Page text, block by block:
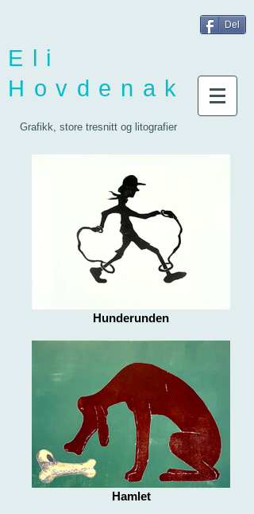
Del
Eli
Hovdenak
Grafikk, store tresnitt og litografier
Hunderunden
Hamlet